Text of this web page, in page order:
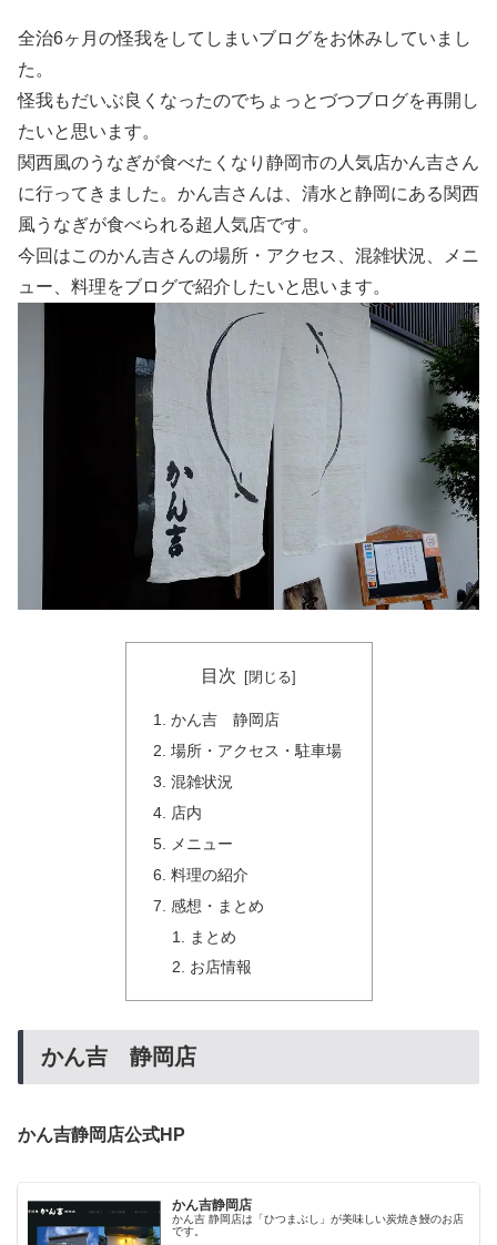
全治6ヶ月の怪我をしてしまいブログをお休みしていまし
た。
怪我もだいぶ良くなったのでちょっとづつブログを再開し
たいと思います。
関西風のうなぎが食べたくなり静岡市の人気店かん吉さん
に行ってきました。かん吉さんは、清水と静岡にある関西
風うなぎが食べられる超人気店です。
今回はこのかん吉さんの場所・アクセス、混雑状況、メニ
ュー、料理をブログで紹介したいと思います。
目次
かん吉 静岡店
場所・アクセス・駐車場
混雑状況
店内
メニュー
料理の紹介
感想・まとめ
まとめ
お店情報
かん吉 静岡店
かん吉静岡店公式HP
かん吉静岡店
かん吉 静岡店は「ひつまぶし」が美味しい炭焼き鰻のお店
です。